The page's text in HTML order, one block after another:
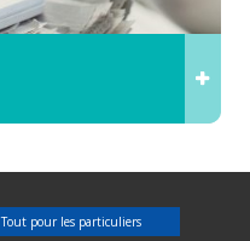
Tout pour les particuliers